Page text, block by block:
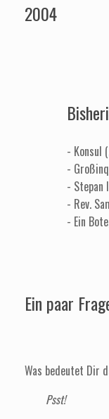
2004
- Konsul
-
-
- Rev.
- Ein
Ein paar
Was bedeutet Dir
Psst!